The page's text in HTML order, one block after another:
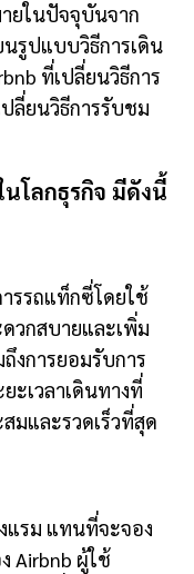
ยในปัจจุบันจาก
นรูปแบบวิธีการเดิน
ที่เปลี่ยนวิธีการ
ลี่ยนวิธีการรับชม
โลกธุรกิจ มีดังนี้
รรถแท็กซี่โดยใช้
วกสบายและเพิ่ม
งการยอมรับการ
ะเวลาเดินทางที่
มและรวดเร็วที่สุด
แรม แทนที่จะจอง
Airbnb ผู้ใช้